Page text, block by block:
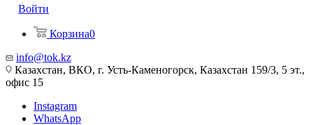
Войти
Корзина0
info@tok.kz
Казахстан, ВКО, г. Усть-Каменогорск, Казахстан 159/3, 5 эт.,
офис 15
Instagram
WhatsApp